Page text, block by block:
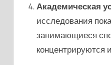
Академическая
исследования
занимающиеся
концентрируются